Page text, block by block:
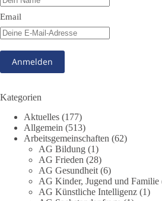
Kann die Natur Träger eigener
eine solche Entwicklung das Fundament
beschäftigte sich die Teilnehmer des
Frühschoppens der AG Strategische
derzeit in Teilen der Umweltbewegung
hinausreichen und grundlegende Fragen
zum Rechtsstaat und zur Demokratie
👉 Hier weiterlesen: https://diebasis-
partei.de/2026/07/grundrechte-der-natur-
grundgesetz/
Email
Kategorien
Aktuelles (177)
Allgemein (513)
Arbeitsgemeinschaften (62)
AG Bildung (1)
AG Frieden (28)
AG Gesundheit (6)
AG Kinder, Jugend und Familie
AG Künstliche Intelligenz (1)